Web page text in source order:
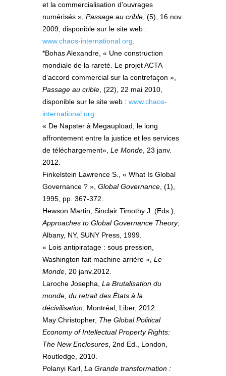
et la commercialisation d’ouvrages
numérisés », Passage au crible, (5), 16 nov.
2009, disponible sur le site web :
www.chaos-international.org.
*Bohas Alexandre, « Une construction
mondiale de la rareté. Le projet ACTA
d’accord commercial sur la contrefaçon »,
Passage au crible, (22), 22 mai 2010,
disponible sur le site web : www.chaos-
international.org.
« De Napster à Megaupload, le long
affrontement entre la justice et les services
de téléchargement», Le Monde, 23 janv.
2012.
Finkelstein Lawrence S., « What Is Global
Governance ? », Global Governance, (1),
1995, pp. 367-372.
Hewson Martin, Sinclair Timothy J. (Eds.),
Approaches to Global Governance Theory,
Albany, NY, SUNY Press, 1999.
« Lois antipiratage : sous pression,
Washington fait machine arrière », Le
Monde, 20 janv.2012.
Laroche Josepha, La Brutalisation du
monde, du retrait des États à la
décivilisation, Montréal, Liber, 2012.
May Christopher, The Global Political
Economy of Intellectual Property Rights:
The New Enclosures, 2nd Ed., London,
Routledge, 2010.
Polanyi Karl, La Grande transformation :